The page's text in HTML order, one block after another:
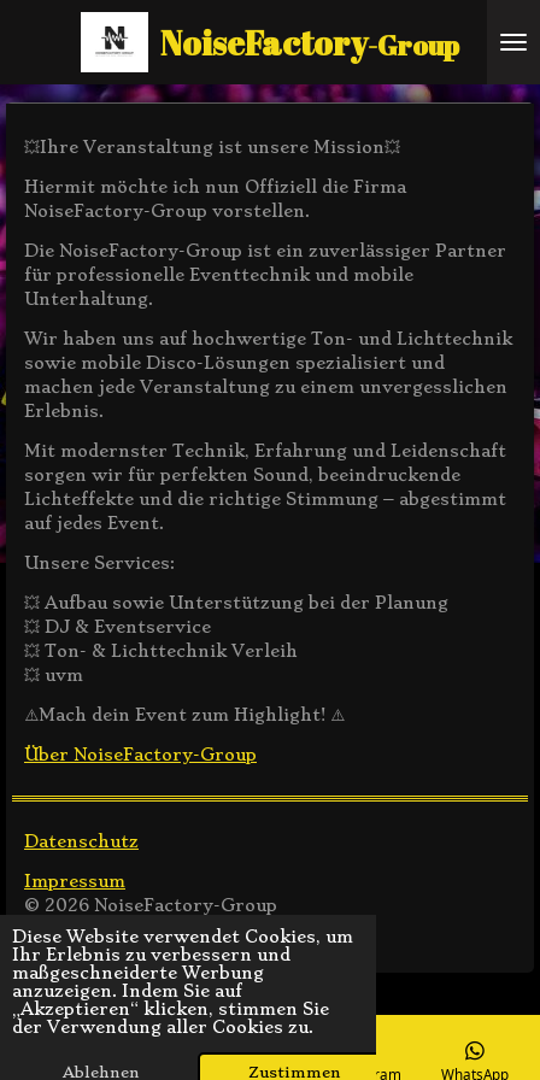
Diese Website verwendet Cookies, um
Ihr Erlebnis zu verbessern und
maßgeschneiderte Werbung
anzuzeigen. Indem Sie auf
„Akzeptieren“ klicken, stimmen Sie
der Verwendung aller Cookies zu.
Ablehnen Zustimmen
NoiseFactory-Group
💥Ihre Veranstaltung ist unsere Mission💥
Hiermit möchte ich nun Offiziell die Firma
NoiseFactory-Group vorstellen.
Die NoiseFactory-Group ist ein zuverlässiger Partner
für professionelle Eventtechnik und mobile
Unterhaltung.
Wir haben uns auf hochwertige Ton- und Lichttechnik
sowie mobile Disco-Lösungen spezialisiert und
machen jede Veranstaltung zu einem unvergesslichen
Erlebnis.
Mit modernster Technik, Erfahrung und Leidenschaft
sorgen wir für perfekten Sound, beeindruckende
Lichteffekte und die richtige Stimmung – abgestimmt
auf jedes Event.
Unsere Services:
💥 Aufbau sowie Unterstützung bei der Planung
💥 DJ & Eventservice
💥 Ton- & Lichttechnik Verleih
💥 uvm
⚠️Mach dein Event zum Highlight! ⚠️
Über NoiseFactory-Group
Datenschutz
Impressum
© 2026 NoiseFactory-Group
Mit Unterstützung vonWebador
Email Map Instagram WhatsApp